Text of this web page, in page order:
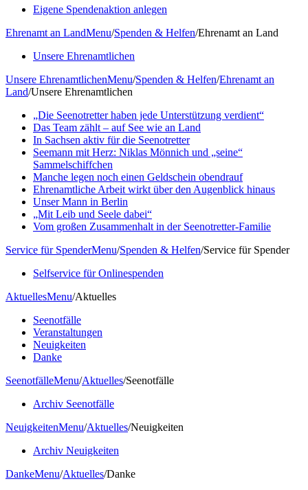
Eigene Spendenaktion anlegen
Ehrenamt an LandMenu/Spenden & Helfen/Ehrenamt an Land
Unsere Ehrenamtlichen
Unsere EhrenamtlichenMenu/Spenden & Helfen/Ehrenamt an
Land/Unsere Ehrenamtlichen
„Die Seenotretter haben jede Unterstützung verdient“
Das Team zählt – auf See wie an Land
In Sachsen aktiv für die Seenotretter
Seemann mit Herz: Niklas Mönnich und „seine“
Sammelschiffchen
Manche legen noch einen Geldschein obendrauf
Ehrenamtliche Arbeit wirkt über den Augenblick hinaus
Unser Mann in Berlin
„Mit Leib und Seele dabei“
Vom großen Zusammenhalt in der Seenotretter-Familie
Service für SpenderMenu/Spenden & Helfen/Service für Spender
Selfservice für Onlinespenden
AktuellesMenu/Aktuelles
Seenotfälle
Veranstaltungen
Neuigkeiten
Danke
SeenotfälleMenu/Aktuelles/Seenotfälle
Archiv Seenotfälle
NeuigkeitenMenu/Aktuelles/Neuigkeiten
Archiv Neuigkeiten
DankeMenu/Aktuelles/Danke